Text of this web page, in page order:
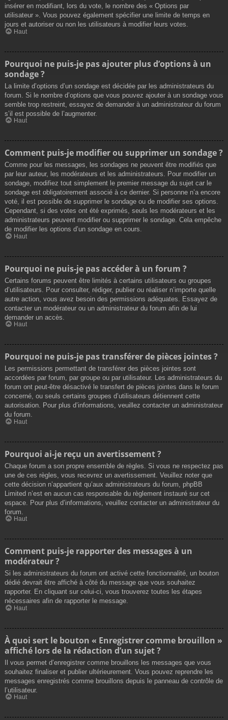
insérer en modifiant, lors du vote, le nombre des « Options par
utilisateur ». Vous pouvez également spécifier une limite de temps en
jours et autoriser ou non les utilisateurs à modifier leurs votes.
Haut
Pourquoi ne puis-je pas ajouter plus d’options à un
sondage ?
La limite d’options d’un sondage est décidée par les administrateurs du
forum. Si le nombre d’options que vous pouvez ajouter à un sondage vous
semble trop restreint, essayez de demander à un administrateur du forum
s’il est possible de l’augmenter.
Haut
Comment puis-je modifier ou supprimer un sondage ?
Comme pour les messages, les sondages ne peuvent être modifiés que
par leur auteur, les modérateurs et les administrateurs. Pour modifier un
sondage, modifiez tout simplement le premier message du sujet car le
sondage est obligatoirement associé à ce dernier. Si personne n’a encore
voté, il est possible de supprimer le sondage ou de modifier ses options.
Cependant, si des votes ont été exprimés, seuls les modérateurs et les
administrateurs peuvent modifier ou supprimer le sondage. Cela empêche
de modifier les options d’un sondage en cours.
Haut
Pourquoi ne puis-je pas accéder à un forum ?
Certains forums peuvent être limités à certains utilisateurs ou groupes
d’utilisateurs. Pour consulter, rédiger, publier ou réaliser n’importe quelle
autre action, vous avez besoin des permissions adéquates. Essayez de
contacter un modérateur ou un administrateur du forum afin de lui
demander un accès.
Haut
Pourquoi ne puis-je pas transférer de pièces jointes ?
Les permissions permettant de transférer des pièces jointes sont
accordées par forum, par groupe ou par utilisateur. Les administrateurs du
forum ont peut-être désactivé le transfert de pièces jointes dans le forum
concerné, ou seuls certains groupes d’utilisateurs détiennent cette
autorisation. Pour plus d’informations, veuillez contacter un administrateur
du forum.
Haut
Pourquoi ai-je reçu un avertissement ?
Chaque forum a son propre ensemble de règles. Si vous ne respectez pas
une de ces règles, vous recevrez un avertissement. Veuillez noter que
cette décision n’appartient qu’aux administrateurs du forum, phpBB
Limited n’est en aucun cas responsable du règlement instauré sur cet
espace. Pour plus d’informations, veuillez contacter un administrateur du
forum.
Haut
Comment puis-je rapporter des messages à un
modérateur ?
Si les administrateurs du forum ont activé cette fonctionnalité, un bouton
dédié devrait être affiché à côté du message que vous souhaitez
rapporter. En cliquant sur celui-ci, vous trouverez toutes les étapes
nécessaires afin de rapporter le message.
Haut
À quoi sert le bouton « Enregistrer comme brouillon »
affiché lors de la rédaction d’un sujet ?
Il vous permet d’enregistrer comme brouillons les messages que vous
souhaitez finaliser et publier ultérieurement. Vous pouvez reprendre les
messages enregistrés comme brouillons depuis le panneau de contrôle de
l’utilisateur.
Haut